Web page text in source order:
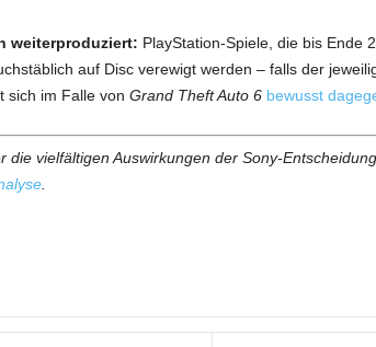
weiterproduziert: PlayStation-Spiele, die bis Ende
auf Disc verewigt werden – falls der
sich im Falle von Grand Theft Auto 6 bewusst
die vielfältigen Auswirkungen der Sony-
.